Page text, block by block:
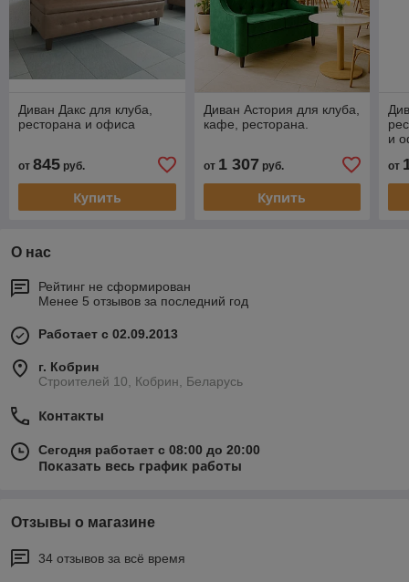
Диван Дакс для клуба,
ресторана и офиса
от 845 руб.
Купить
Диван Астория для клуба,
кафе, ресторана.
от 1 307 руб.
Купить
и
от
О нас
Рейтинг не сформирован
Менее 5 отзывов за последний год
Работает с 02.09.2013
г. Кобрин
Строителей 10, Кобрин, Беларусь
Контакты
Сегодня работает с 08:00 до 20:00
Показать весь график работы
Отзывы о магазине
34 отзывов за всё время